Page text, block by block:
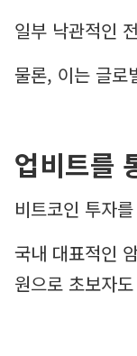
일부 낙관적인
물론, 이는 글로
업비트를
비트코인 투자
국내 대표적인
원으로 초보자